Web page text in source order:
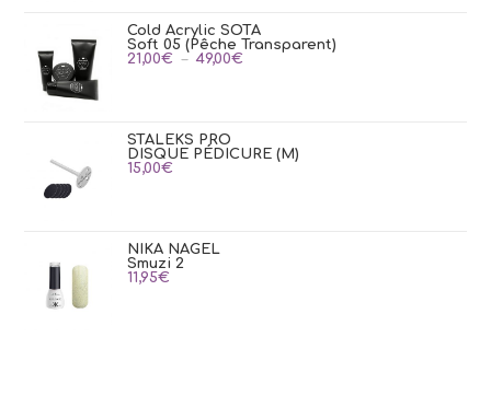
Cold Acrylic SOTA
Soft 05 (Pêche Transparent)
21,00€ – 49,00€ Plage
STALEKS PRO
DISQUE PÉDICURE (M)
15,00€
NIKA NAGEL
Smuzi 2
11,95€